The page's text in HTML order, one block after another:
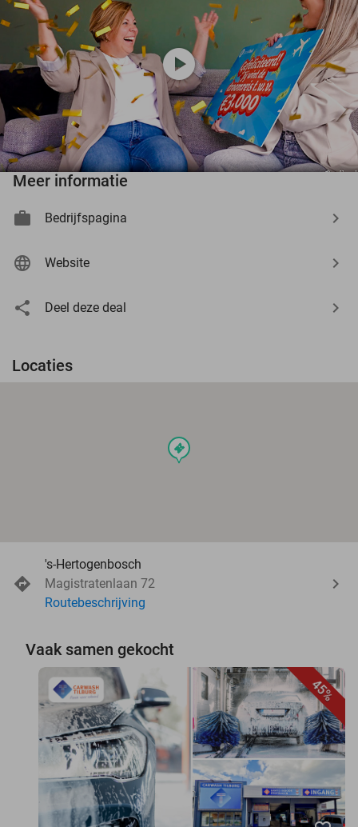
play_circle
Meer informatie
Bedrijfspagina
Website
Deel deze deal
Locaties
events
's-Hertogenbosch
Magistratenlaan 72
Routebeschrijving
Vaak samen gekocht
45%